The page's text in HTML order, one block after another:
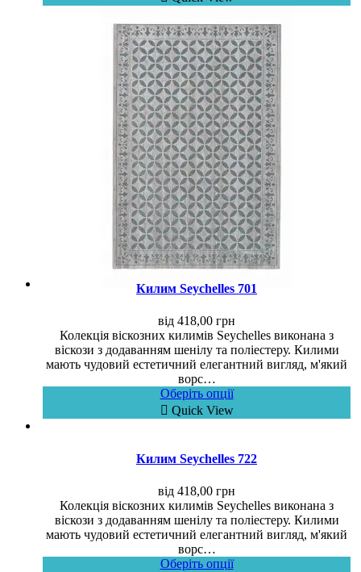
Килим Seychelles 701
від 418,00 грн
Колекція віскозних килимів Seychelles виконана з
віскози з додаванням шенілу та поліестеру. Килими
мають чудовий естетичний елегантний вигляд, м'який
ворс…
Оберіть опції
Quick View
Килим Seychelles 722
від 418,00 грн
Колекція віскозних килимів Seychelles виконана з
віскози з додаванням шенілу та поліестеру. Килими
мають чудовий естетичний елегантний вигляд, м'який
ворс…
Оберіть опції